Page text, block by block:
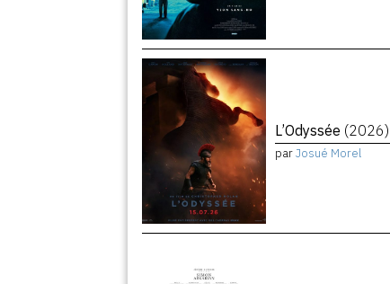
L’Odyssée (2026)
parJosué Morel